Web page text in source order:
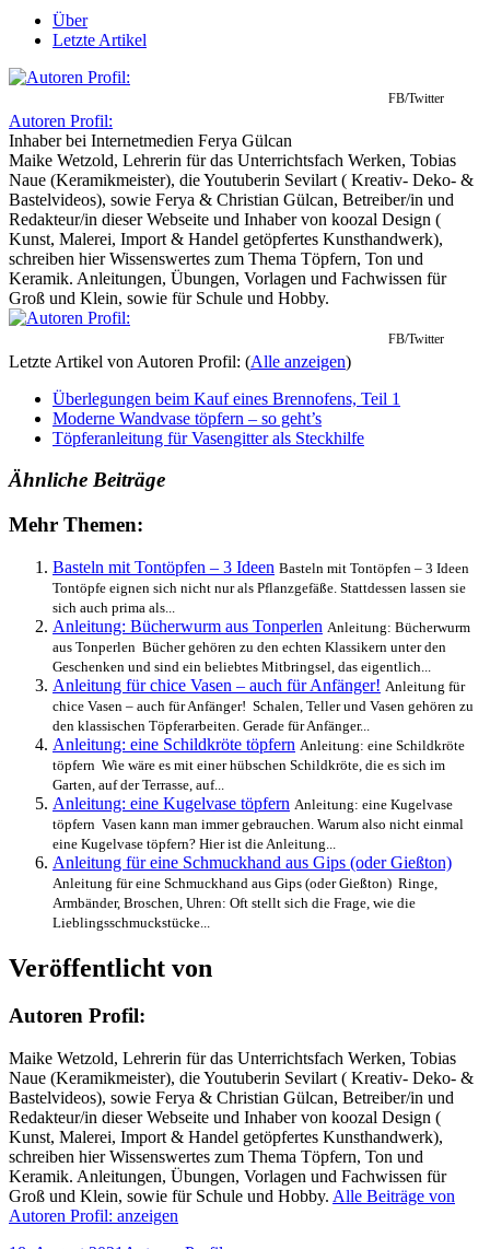
Über
Letzte Artikel
FB/Twitter
Autoren Profil:
Inhaberbei Internetmedien Ferya Gülcan
Maike Wetzold, Lehrerin für das Unterrichtsfach Werken, Tobias
Naue (Keramikmeister), die Youtuberin Sevilart ( Kreativ- Deko- &
Bastelvideos), sowie Ferya & Christian Gülcan, Betreiber/in und
Redakteur/in dieser Webseite und Inhaber von koozal Design (
Kunst, Malerei, Import & Handel getöpfertes Kunsthandwerk),
schreiben hier Wissenswertes zum Thema Töpfern, Ton und
Keramik. Anleitungen, Übungen, Vorlagen und Fachwissen für
Groß und Klein, sowie für Schule und Hobby.
FB/Twitter
Letzte Artikel von Autoren Profil: (Alle anzeigen)
Überlegungen beim Kauf eines Brennofens, Teil 1
Moderne Wandvase töpfern – so geht’s
Töpferanleitung für Vasengitter als Steckhilfe
Ähnliche Beiträge
Mehr Themen:
Basteln mit Tontöpfen – 3 Ideen Basteln mit Tontöpfen – 3 Ideen
Tontöpfe eignen sich nicht nur als Pflanzgefäße. Stattdessen lassen sie
sich auch prima als...
Anleitung: Bücherwurm aus Tonperlen Anleitung: Bücherwurm
aus Tonperlen Bücher gehören zu den echten Klassikern unter den
Geschenken und sind ein beliebtes Mitbringsel, das eigentlich...
Anleitung für chice Vasen – auch für Anfänger! Anleitung für
chice Vasen – auch für Anfänger! Schalen, Teller und Vasen gehören zu
den klassischen Töpferarbeiten. Gerade für Anfänger...
Anleitung: eine Schildkröte töpfern Anleitung: eine Schildkröte
töpfern Wie wäre es mit einer hübschen Schildkröte, die es sich im
Garten, auf der Terrasse, auf...
Anleitung: eine Kugelvase töpfern Anleitung: eine Kugelvase
töpfern Vasen kann man immer gebrauchen. Warum also nicht einmal
eine Kugelvase töpfern? Hier ist die Anleitung...
Anleitung für eine Schmuckhand aus Gips (oder Gießton)
Anleitung für eine Schmuckhand aus Gips (oder Gießton) Ringe,
Armbänder, Broschen, Uhren: Oft stellt sich die Frage, wie die
Lieblingsschmuckstücke...
Veröffentlicht von
Autoren Profil:
Maike Wetzold, Lehrerin für das Unterrichtsfach Werken, Tobias
Naue (Keramikmeister), die Youtuberin Sevilart ( Kreativ- Deko- &
Bastelvideos), sowie Ferya & Christian Gülcan, Betreiber/in und
Redakteur/in dieser Webseite und Inhaber von koozal Design (
Kunst, Malerei, Import & Handel getöpfertes Kunsthandwerk),
schreiben hier Wissenswertes zum Thema Töpfern, Ton und
Keramik. Anleitungen, Übungen, Vorlagen und Fachwissen für
Groß und Klein, sowie für Schule und Hobby. Alle Beiträge von
Autoren Profil: anzeigen